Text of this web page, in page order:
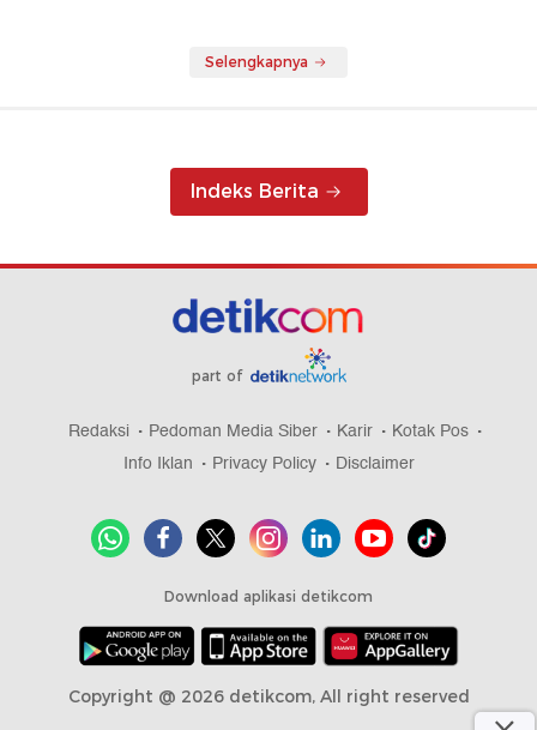
Selengkapnya
Indeks Berita
part of
Redaksi Pedoman Media Siber Karir
Kotak Pos
Info Iklan
Privacy Policy Disclaimer
Download aplikasi detikcom
Copyright @ 2026 detikcom, All right reserved